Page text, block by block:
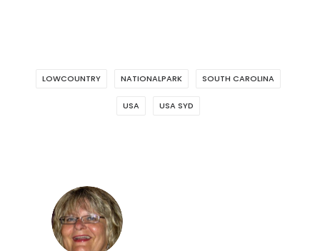
LOWCOUNTRY NATIONALPARK SOUTH CAROLINA
USA USA SYD